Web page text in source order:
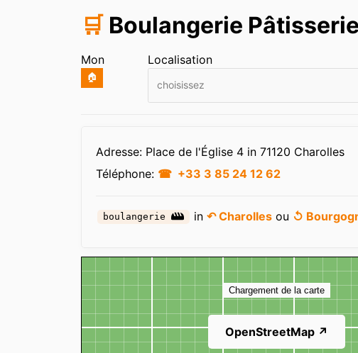
🛒 Boulangerie
Mon
🏠
Localisation
choisissez
Adresse: Place de l'Église 4 in 71120 Charolles
Téléphone:
+33 3 85 24 12 62
boulangerie in↶ Charolles ou ↺
Carte
Chargement de la carte
OpenStreetMap ↗